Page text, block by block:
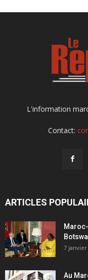
L'information
Contact:
ARTICLES
7 janvier
Au